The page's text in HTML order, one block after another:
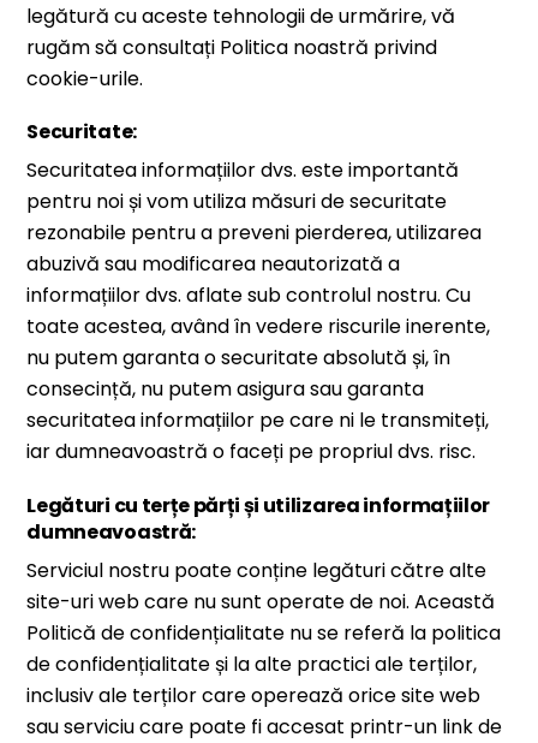
legătură cu aceste tehnologii de urmărire, vă
rugăm să consultați Politica noastră privind
cookie-urile.
Securitate:
Securitatea informațiilor dvs. este importantă
pentru noi și vom utiliza măsuri de securitate
rezonabile pentru a preveni pierderea, utilizarea
abuzivă sau modificarea neautorizată a
informațiilor dvs. aflate sub controlul nostru. Cu
toate acestea, având în vedere riscurile inerente,
nu putem garanta o securitate absolută și, în
consecință, nu putem asigura sau garanta
securitatea informațiilor pe care ni le transmiteți,
iar dumneavoastră o faceți pe propriul dvs. risc.
Legături cu terțe părți și utilizarea informațiilor
dumneavoastră:
Serviciul nostru poate conține legături către alte
site-uri web care nu sunt operate de noi. Această
Politică de confidențialitate nu se referă la politica
de confidențialitate și la alte practici ale terților,
inclusiv ale terților care operează orice site web
sau serviciu care poate fi accesat printr-un link de